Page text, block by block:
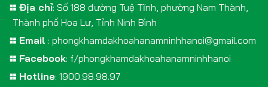
Địa chỉ: Số 188 đường Tuệ Tĩnh, phường Nam Thành,
Thành phố Hoa Lư, Tỉnh Ninh Bình
Email : phongkhamdakhoahanamninhhanoi@gmail.com
Facebook: f/phongkhamdakhoahanamninhhanoi
Hotline: 1900.98.98.97